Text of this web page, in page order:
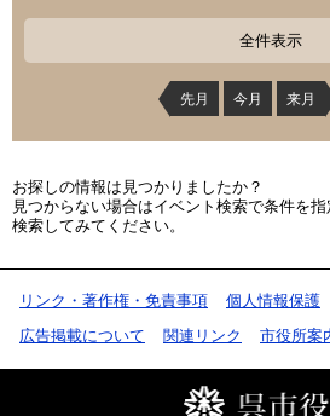
全件表示
先月 今月 来月
お探しの情報は見つかりましたか？
見つからない場合はイベント検索で条件を指
検索してみてください。
リンク・著作権・免責事項 個人情報保護
広告掲載について 関連リンク 市役所案